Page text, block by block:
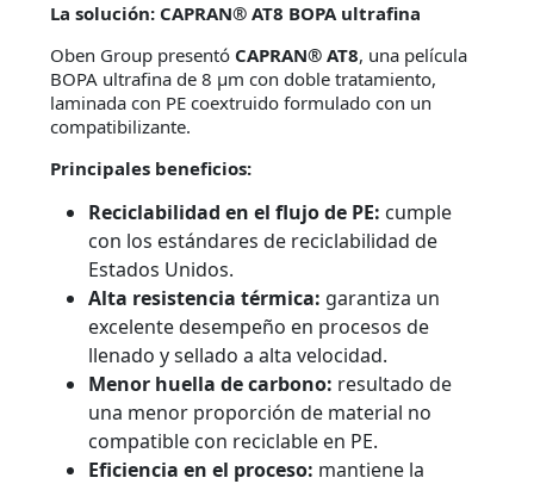
La solución: CAPRAN® AT8 BOPA ultrafina
Oben Group presentó CAPRAN® AT8, una película
BOPA ultrafina de 8 µm con doble tratamiento,
laminada con PE coextruido formulado con un
compatibilizante.
Principales beneficios:
Reciclabilidad en el flujo de PE: cumple
con los estándares de reciclabilidad de
Estados Unidos.
Alta resistencia térmica: garantiza un
excelente desempeño en procesos de
llenado y sellado a alta velocidad.
Menor huella de carbono: resultado de
una menor proporción de material no
compatible con reciclable en PE.
Eficiencia en el proceso: mantiene la